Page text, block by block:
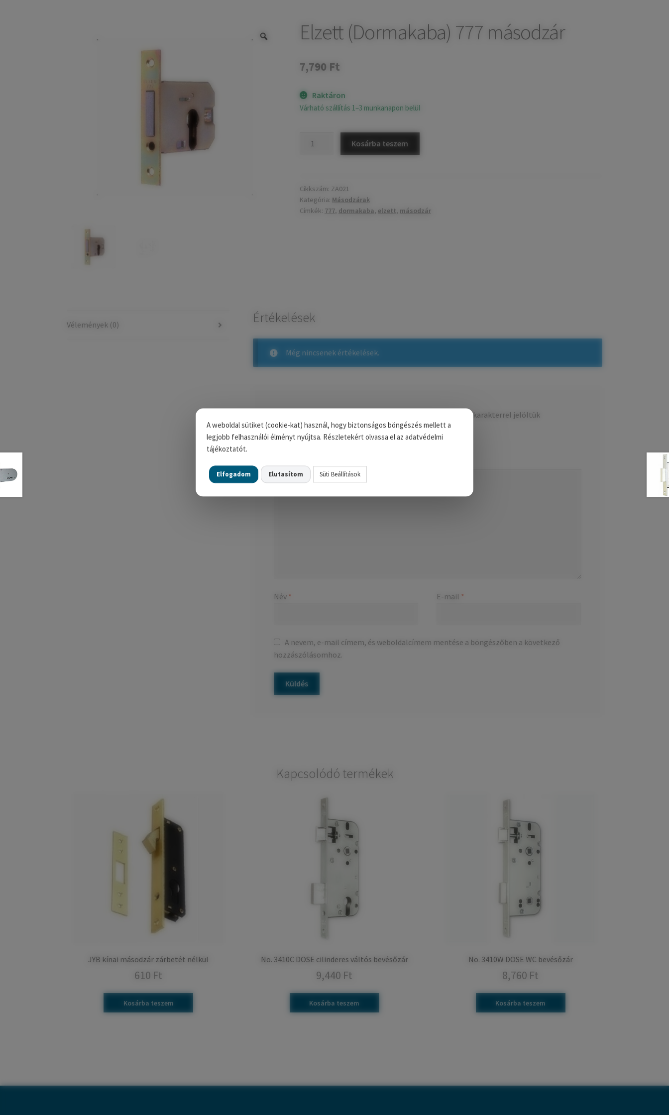
Elzett (Dormakaba) 777 másodzár
7,790 Ft
Raktáron
Várható szállítás 1–3 munkanapon belül
mennyiség
Kosárba teszem
Cikkszám: ZA021
Kategória: Másodzárak
Címkék: 777, dormakaba, elzett, másodzár
Vélemények (0) Értékelések
Még nincsenek értékelések.
*karakterrel jelöltük
A te értékelésed*
Értékelésed
Név * E-mail *
A nevem, e-mail címem, és weboldalcímem mentése a böngészőben a következő
hozzászólásomhoz.
Kapcsolódó termékek
JYB kínai másodzár zárbetét nélkül
610 Ft
Kosárba teszem
No. 3410C DOSE cilinderes váltós bevésőzár
9,440 Ft
Kosárba teszem
No. 3410W DOSE WC bevésőzár
8,760 Ft
Kosárba teszem
A weboldal sütiket (cookie-kat) használ, hogy biztonságos böngészés mellett a
legjobb felhasználói élményt nyújtsa. Részletekért olvassa el az adatvédelmi
tájékoztatót.
Elfogadom Elutasítom Süti Beállítások